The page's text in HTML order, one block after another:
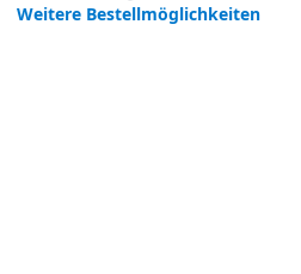
Weitere Bestellmöglichkeiten